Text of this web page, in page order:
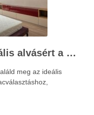
Akciós matracok az ideális alvásért a Netmatrac Webáruházban
meg az ideális